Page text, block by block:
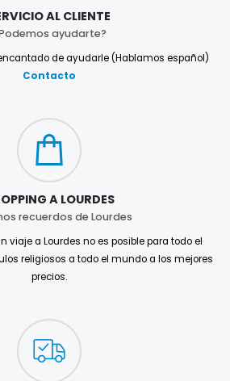
AL CLIENTE
ayudarte?
de ayudarle (Hablamos español)
Contacto
A LOURDES
recuerdos de Lourdes
viaje a Lourdes no es posible para todo el
religiosos a todo el mundo a los mejores
precios.